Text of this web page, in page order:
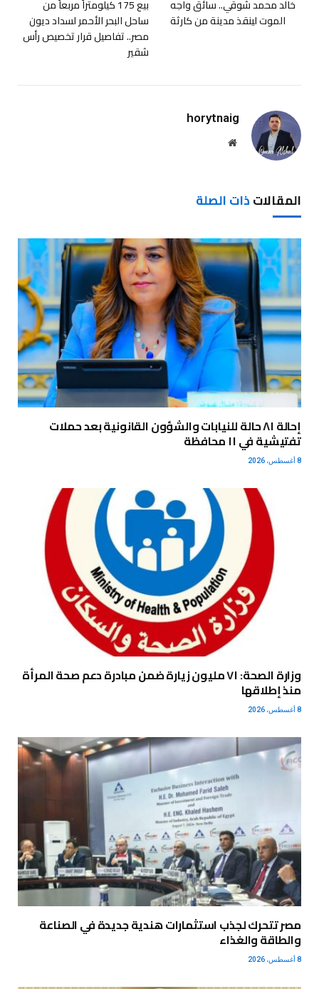
خالد محمد شوقي.. سائق واجه
الموت لينقذ مدينة من كارثة
بيع 175 كيلومتراً مربعاً من
ساحل البحر الأحمر لسداد ديون
مصر.. تفاصيل قرار تخصيص رأس
شقير
horytnaig
موقع
المقالاتذات الصلة
إحالة ٨١ حالة للنيابات والشؤون القانونية بعد حملات
تفتيشية في ١١ محافظة
8 أغسطس، 2026
وزارة الصحة: ٧١ مليون زيارة ضمن مبادرة دعم صحة المرأة
منذ إطلاقها
8 أغسطس، 2026
مصر تتحرك لجذب استثمارات هندية جديدة في الصناعة
والطاقة والغذاء
8 أغسطس، 2026